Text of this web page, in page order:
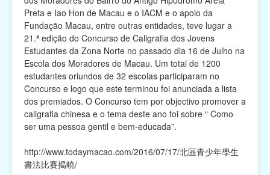
Organismos Internacionais
Outras Instituições
Preta e Iao Hon de Macau e o IACM e o apoio da
Fundação Macau, entre outras entidades, teve lugar a
21.ª edição do Concurso de Caligrafia dos Jovens
Estudantes da Zona Norte no passado dia 16 de Julho na
Escola dos Moradores de Macau. Um total de 1200
estudantes oriundos de 32 escolas participaram no
Concurso e logo que este terminou foi anunciada a lista
dos premiados. O Concurso tem por objectivo promover a
caligrafia chinesa e o tema deste ano foi sobre “ Como
ser uma pessoa gentil e bem-educada”.
http://www.todaymacao.com/2016/07/17/北區青少年學生
書法比賽揭曉/